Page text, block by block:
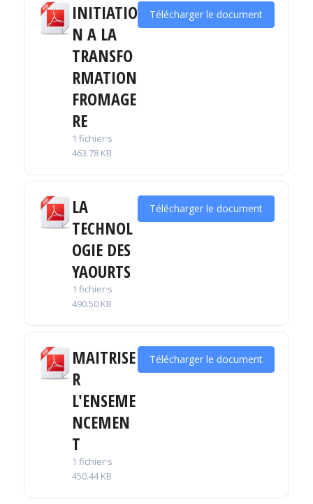
INITIATIO
N A LA
TRANSFO
RMATION
FROMAGE
RE
1 fichier·s
463.78 KB
Télécharger le document
LA
TECHNOL
OGIE DES
YAOURTS
1 fichier·s
490.50 KB
Télécharger le document
MAITRISE
R
L'ENSEME
NCEMEN
T
1 fichier·s
450.44 KB
Télécharger le document